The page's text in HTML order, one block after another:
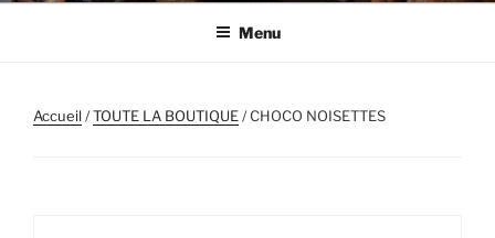
Menu
Accueil/TOUTE LA BOUTIQUE/ CHOCO NOISETTES